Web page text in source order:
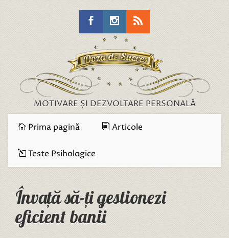
MOTIVARE ȘI DEZVOLTARE PERSONALĂ
Prima pagină Articole
Teste Psihologice
Învață să-ți gestionezi
eficient banii